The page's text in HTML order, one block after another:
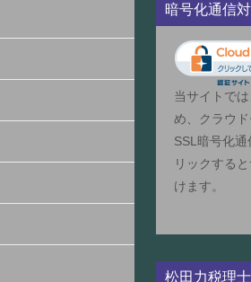
暗号化通信
当サイトで
め、クラウ
SSL暗号化
リックする
けます。
松田力税理